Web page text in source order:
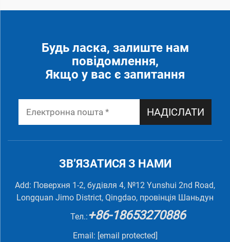
Будь ласка, залиште нам
повідомлення,
Якщо у вас є запитання
НАДІСЛАТИ
ЗВ’ЯЗАТИСЯ З НАМИ
Add: Поверхня 1-2, будівля 4, №12 Yunshui 2nd Road,
Longquan Jimo District, Qingdao, провінція Шаньдун
Тел.:+86-18653270886
Email: [email protected]